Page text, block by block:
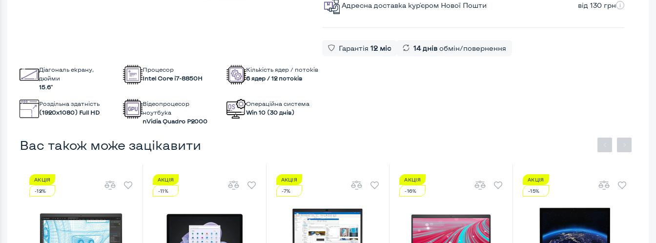
Діагональ екрану,
дюйми
15.6"
Процесор
Intel Core i7-8850H
Кількість ядер / потоків
6 ядер / 12 потоків
Роздільна здатність
(1920х1080) Full HD
Відеопроцесор
ноутбука
nVidia Quadro P2000
Операційна система
Win 10 (30 днів)
Адресна доставка кур'єром Нової Пошти від 130 грн
Гарантія 12 міс 14 днівобмін/повернення
Вас також може зацікавити
АКЦІЯ
-12%
АКЦІЯ
-11%
АКЦІЯ
-7%
АКЦІЯ
-16%
АКЦІЯ
-15%